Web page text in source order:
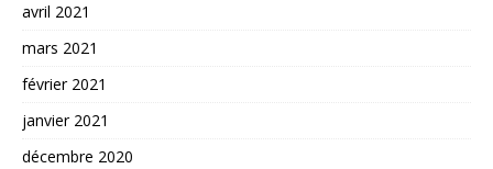
avril 2021
mars 2021
février 2021
janvier 2021
décembre 2020